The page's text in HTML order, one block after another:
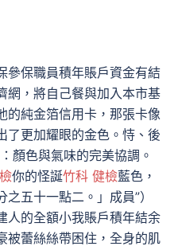
參保職員積年賬戶資金有結
網，將自己餐與加入本市基
的純金箔信用卡，那張卡像
了更加耀眼的金色。恃、後
顏色與氣味的完美協調。
你的怪誕竹科 健檢藍色，
五十一點二。」成員”）
人的全額小我賬戶積年結余
被蕾絲絲帶困住，全身的肌